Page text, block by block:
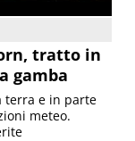
tratto in
gamba
terra e in parte
meteo.